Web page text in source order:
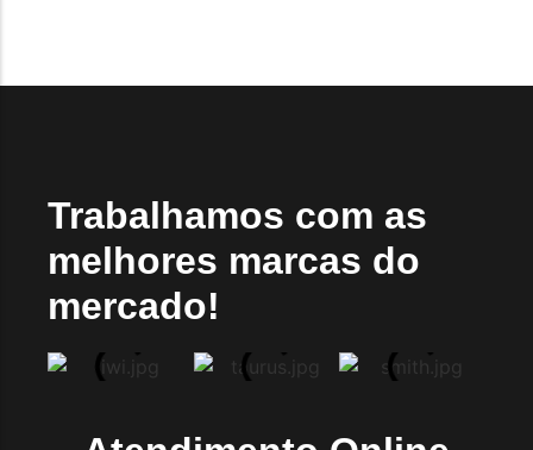
Trabalhamos com as
melhores marcas do
mercado!